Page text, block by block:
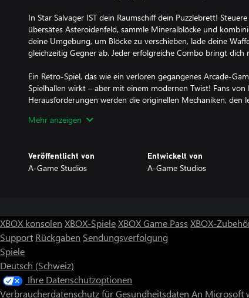
In Star Salvager IST dein Raumschiff dein Puzzlebrett!
übersätes Asteroidenfeld, sammle Mineralblöcke und
deine Umgebung, um Blöcke zu verschieben, lade deine
gleichzeitig Gegner ab. Jeder erfolgreiche Combo bringt dich
Ein Retro-Spiel, das wie ein verloren gegangenes Arcade-
Spielhallen wirkt – aber mit einem modernen Twist! Fans von
Herausforderungen werden die originellen Mechaniken, den
Mehr anzeigen
Veröffentlicht von
A-Game Studios
Entwickelt von
A-Game Studios
XBOX konsolen XBOX-SpieleXBOX Game Pass XBOX-
Support Rückgaben Sendungsverfolgung
Spiele
Deutsch (Schweiz)
Ihre Datenschutzoptionen
Verbraucherdatenschutz für Gesundheitsdaten An Microsoft